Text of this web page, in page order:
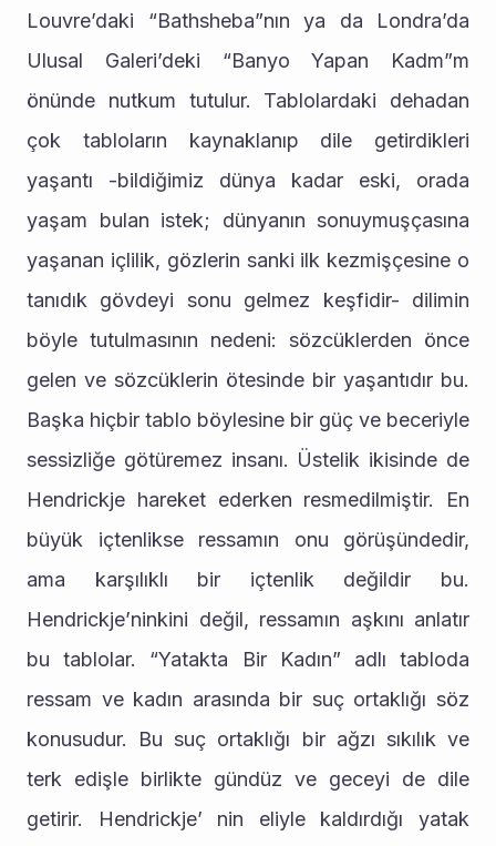
Louvre’daki “Bathsheba”nın ya da Londra’da
Ulusal Galeri’deki “Banyo Yapan Kadm”m
önünde nutkum tutulur. Tablolardaki dehadan
çok tabloların kaynaklanıp dile getirdikleri
yaşantı -bildiğimiz dünya kadar eski, orada
yaşam bulan istek; dünyanın sonuymuşçasına
yaşanan içlilik, gözlerin sanki ilk kezmişçesine o
tanıdık gövdeyi sonu gelmez keşfidir- dilimin
böyle tutulmasının nedeni: sözcüklerden önce
gelen ve sözcüklerin ötesinde bir yaşantıdır bu.
Başka hiçbir tablo böylesine bir güç ve beceriyle
sessizliğe götüremez insanı. Üstelik ikisinde de
Hendrickje hareket ederken resmedilmiştir. En
büyük içtenlikse ressamın onu görüşündedir,
ama karşılıklı bir içtenlik değildir bu.
Hendrickje’ninkini değil, ressamın aşkını anlatır
bu tablolar. “Yatakta Bir Kadın” adlı tabloda
ressam ve kadın arasında bir suç ortaklığı söz
konusudur. Bu suç ortaklığı bir ağzı sıkılık ve
terk edişle birlikte gündüz ve geceyi de dile
getirir. Hendrickje’ nin eliyle kaldırdığı yatak